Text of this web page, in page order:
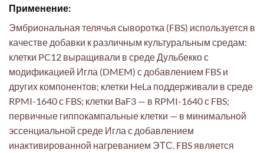
Применение:
Эмбриональная телячья сыворотка (FBS) используется в
качестве добавки к различным культуральным средам:
клетки PC12 выращивали в среде Дульбекко с
модификацией Игла (DMEM) с добавлением FBS и
других компонентов; клетки HeLa поддерживали в среде
RPMI-1640 с FBS; клетки BaF3 — в RPMI-1640 с FBS;
первичные гиппокампальные клетки — в минимальной
эссенциальной среде Игла с добавлением
инактивированной нагреванием ЭТС. FBS является